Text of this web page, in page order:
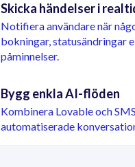
Skicka händelser i
Notifiera användare när
bokningar, statusändringar
påminnelser.
Bygg enkla AI-flöden
Kombinera Lovable och
automatiserade